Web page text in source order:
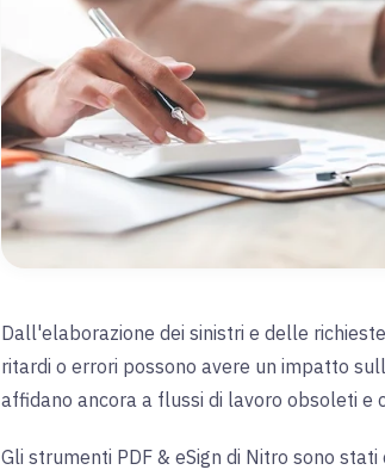
Dall'elaborazione dei sinistri e delle
ritardi o errori possono avere un impatto
affidano ancora a flussi di lavoro obsoleti e
Gli strumenti PDF & eSign di Nitro sono